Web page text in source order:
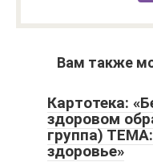
Вам также
Картотека:
здоровом
группа)
здоровье»